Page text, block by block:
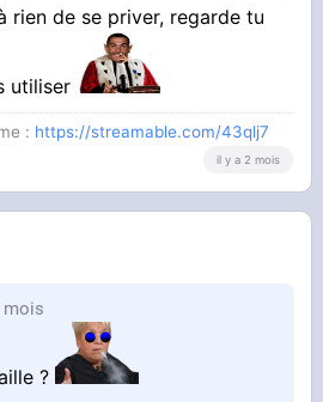
une fois ou deux.
vraiment sur des achats
à jeter ce qui est inutile ou
rien de se priver, regarde tu
utiliser
: https://streamable.com/43qlj7
il y a 2 mois
mois
?